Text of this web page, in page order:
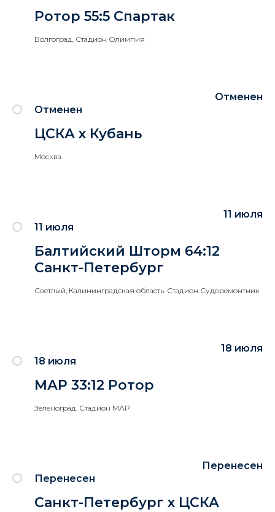
Ротор 55:5 Спартак
Волгоград. Стадион Олимпия
Отменен
Отменен
ЦСКА х Кубань
Москва
11 июля
11 июля
Балтийский Шторм 64:12
Санкт-Петербург
Светлый, Калининградская область. Стадион Судоремонтник
18 июля
18 июля
МАР 33:12 Ротор
Зеленоград. Стадион МАР
Перенесен
Перенесен
Санкт-Петербург х ЦСКА